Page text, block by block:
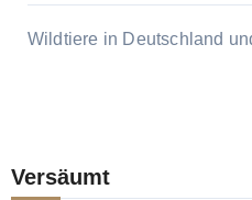
Wildtiere in Deutschland
Versäumt